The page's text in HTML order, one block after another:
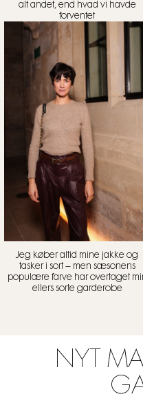
alt andet, end hvad vi havde
forventet
Jeg køber altid mine jakke og
tasker i sort – men sæsonens
populære farve har overtaget
ellers sorte garderobe
NYT